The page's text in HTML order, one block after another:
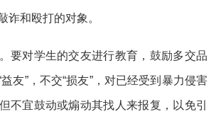
诈和殴打的对象。
要对学生的交友进行教育，鼓励多交品
友”，不交“损友”，对已经受到暴力侵害
不宜鼓动或煽动其找人来报复，以免引